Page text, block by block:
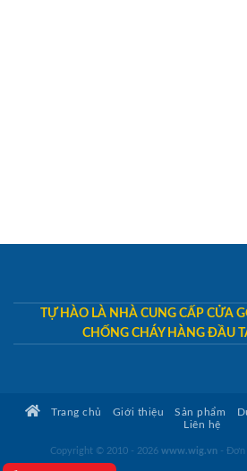
TỰ HÀO LÀ NHÀ CUNG CẤP CỬA
CHỐNG CHÁY HÀNG ĐẦU
Trang chủ Giới thiệu Sản phẩm
Liên hệ
Copyright © 2010 - 2026 www.wig.vn - Đơn